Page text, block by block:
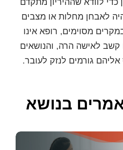
כדי לוודא שההיריון מתקדם
לאבחן מחלות או מצבים
מסוימים, רופא אינו
קשב לאישה הרה, והנושאים
גורמים לנזק לעובר.
בנושא